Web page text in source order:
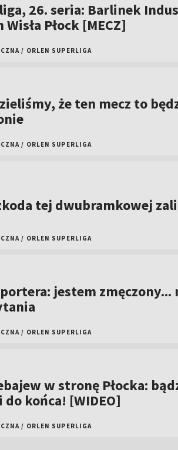
26. seria: Barlinek
Płock [MECZ]
/ ORLEN SUPERLIGA
że ten mecz to
/ ORLEN SUPERLIGA
tej dwubramkowej
/ ORLEN SUPERLIGA
jestem zmęczony...
/ ORLEN SUPERLIGA
w stronę Płocka:
końca! [WIDEO]
/ ORLEN SUPERLIGA